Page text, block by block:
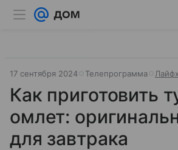
17 сентября 2024 Телепрограмма
Как приготовить
омлет:
для завтрака